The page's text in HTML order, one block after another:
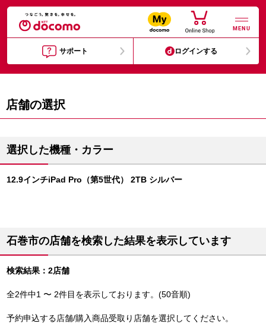
MENU
サポート ログインする
店舗の選択
選択した機種・カラー
12.9インチiPad Pro（第5世代） 2TB シルバー
石巻市の店舗を検索した結果を表示しています
検索結果：2店舗
全2件中1 〜 2件目を表示しております。(50音順)
予約申込する店舗/購入商品受取り店舗を選択してください。